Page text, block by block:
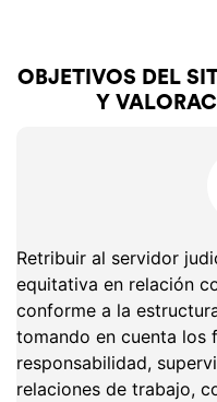
OBJETIVOS DEL
Y
Retribuir al servidor
equitativa en relación
conforme a la
tomando en cuenta los
responsabilidad,
relaciones de trabajo,